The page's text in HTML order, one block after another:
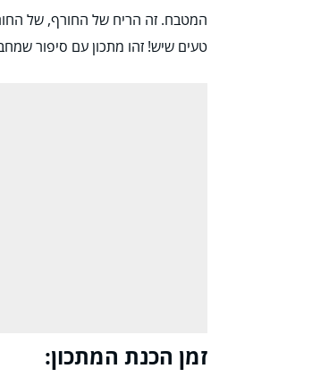
המטבח. זה הריח של החורף, של
טעים שיש! זהו מתכון עם סיפור
זמן הכנת המתכון: